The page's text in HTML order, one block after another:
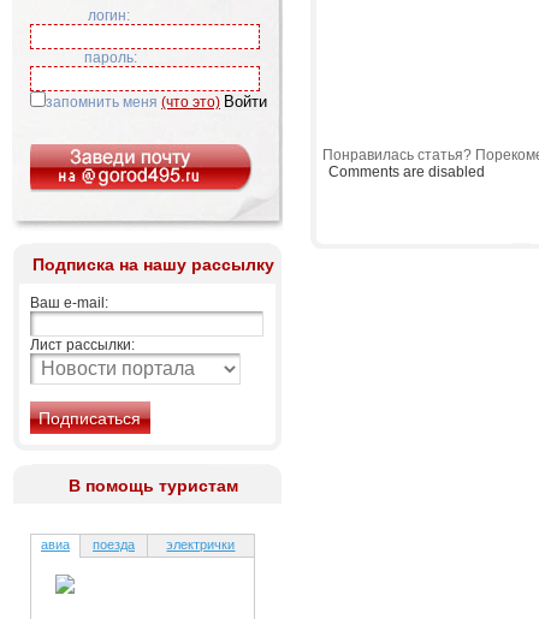
логин:
пароль:
запомнить меня (что это)
Подписка на нашу рассылку
Ваш e-mail:
Лист рассылки:
В помощь туристам
авиа поезда электрички
Понравилась статья?
Comments are disabled